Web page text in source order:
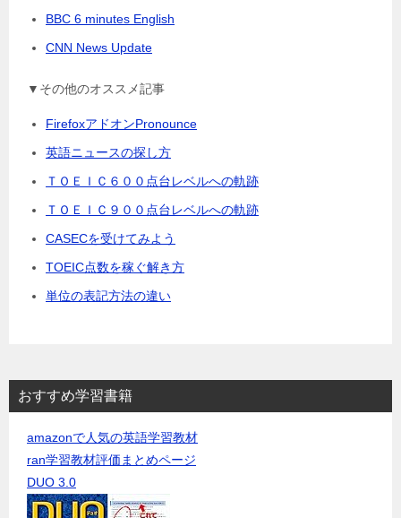
BBC 6 minutes English
CNN News Update
▼その他のオススメ記事
FirefoxアドオンPronounce
英語ニュースの探し方
ＴＯＥＩＣ６００点台レベルへの軌跡
ＴＯＥＩＣ９００点台レベルへの軌跡
CASECを受けてみよう
TOEIC点数を稼ぐ解き方
単位の表記方法の違い
おすすめ学習書籍
amazonで人気の英語学習教材
ran学習教材評価まとめページ
DUO 3.0